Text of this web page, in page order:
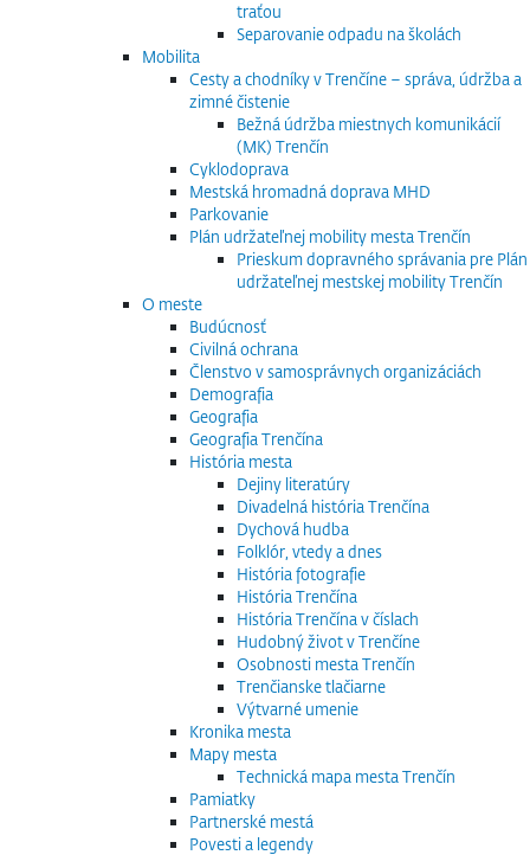
traťou
Separovanie odpadu na školách
Mobilita
Cesty a chodníky v Trenčíne – správa, údržba a
zimné čistenie
Bežná údržba miestnych komunikácií
(MK) Trenčín
Cyklodoprava
Mestská hromadná doprava MHD
Parkovanie
Plán udržateľnej mobility mesta Trenčín
Prieskum dopravného správania pre Plán
udržateľnej mestskej mobility Trenčín
O meste
Budúcnosť
Civilná ochrana
Členstvo v samosprávnych organizáciách
Demografia
Geografia
Geografia Trenčína
História mesta
Dejiny literatúry
Divadelná história Trenčína
Dychová hudba
Folklór, vtedy a dnes
História fotografie
História Trenčína
História Trenčína v číslach
Hudobný život v Trenčíne
Osobnosti mesta Trenčín
Trenčianske tlačiarne
Výtvarné umenie
Kronika mesta
Mapy mesta
Technická mapa mesta Trenčín
Pamiatky
Partnerské mestá
Povesti a legendy